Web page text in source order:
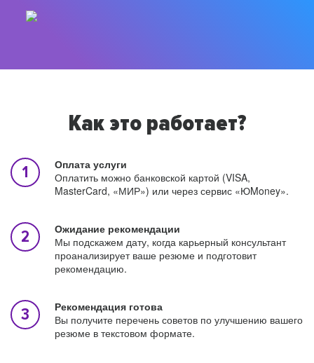
Как это работает?
Оплата услуги
Оплатить можно банковской картой (VISA,
MasterCard, «МИР») или через сервис «ЮMoney».
Ожидание рекомендации
Мы подскажем дату, когда карьерный консультант
проанализирует ваше резюме и подготовит
рекомендацию.
Рекомендация готова
Вы получите перечень советов по улучшению вашего
резюме в текстовом формате.